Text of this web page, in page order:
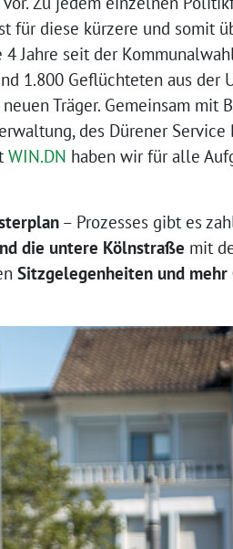
für diese kürzere und somit
Jahre seit der
1.800 Geflüchteten aus der
Träger. Gemeinsam mit
des Dürener Service
WIN.DN haben wir für alle
– Prozesses gibt es
die untere Kölnstraße mit
Sitzgelegenheiten und mehr